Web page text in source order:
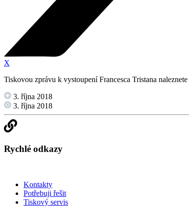
X
Tiskovou zprávu k vystoupení Francesca Tristana naleznete
3. října 2018
3. října 2018
Rychlé odkazy
Kontakty
Potřebuji řešit
Tiskový servis